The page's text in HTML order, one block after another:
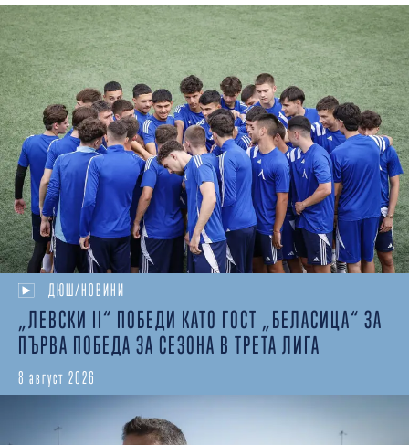
ДЮШ/НОВИНИ
„ЛЕВСКИ II“ ПОБЕДИ КАТО ГОСТ „БЕЛАСИЦА“ ЗА
ПЪРВА ПОБЕДА ЗА СЕЗОНА В ТРЕТА ЛИГА
8 август 2026